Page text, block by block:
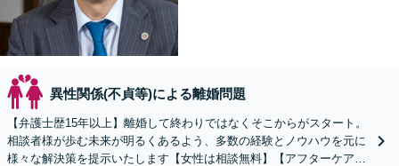
異性関係(不貞等)による離婚問題
【弁護士歴15年以上】離婚して終わりではなくそこからがスタート。
相談者様が歩む未来が明るくあるよう、多数の経験とノウハウを元に
様々な解決策を提示いたします【女性は相談無料】【アフターケアも